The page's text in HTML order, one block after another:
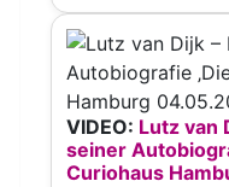
VIDEO: Lutz van
seiner
Curiohaus